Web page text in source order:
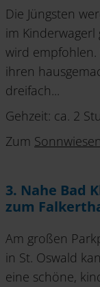
Die Jüngsten
im Kinderwagerl
wird
ihren
dreifach...
Gehzeit: ca. 2
Zum
3. Nahe Bad
zum
Am großen
in St. Oswald
eine schöne,